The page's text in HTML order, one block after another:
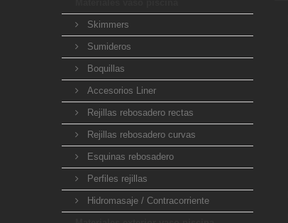
Skimmers
Sumideros
Boquillas
Accesorios Liner
Rejillas rebosadero rectas
Rejillas rebosadero curvas
Esquinas rebosadero
Perfiles rejillas
Hidromasaje / Contracorriente